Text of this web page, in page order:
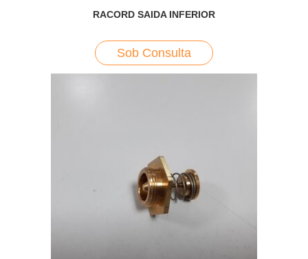
RACORD SAIDA INFERIOR
Sob Consulta